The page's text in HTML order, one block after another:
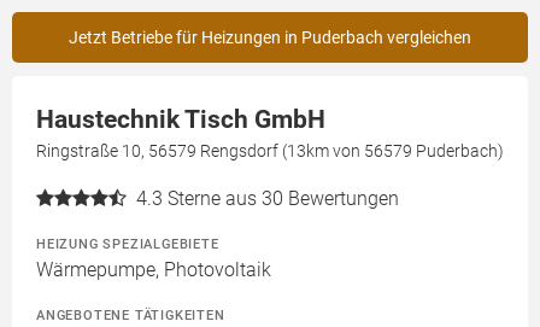
Jetzt Betriebe für Heizungen in Puderbach vergleichen
Haustechnik Tisch GmbH
Ringstraße 10, 56579 Rengsdorf (13km von 56579 Puderbach)
4.3 Sterne aus 30 Bewertungen
HEIZUNG SPEZIALGEBIETE
Wärmepumpe, Photovoltaik
ANGEBOTENE TÄTIGKEITEN